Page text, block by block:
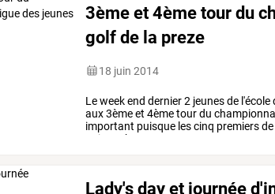
3ème et 4ème tour du
golf de la preze
18 juin 2014
Leweekend dernier2 jeunesde l'école
aux3èmeet 4èmetourdu
important puisque lescinq premiersde
poitou
charentes
Lady's day et journée